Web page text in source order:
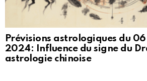
Prévisions astrologiques du 06
2024: Influence du signe du
astrologie chinoise